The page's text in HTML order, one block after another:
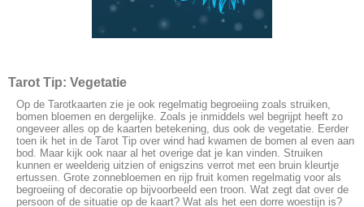
Tarot Tip: Vegetatie
Op de Tarotkaarten zie je ook regelmatig begroeiing zoals struiken,
bomen bloemen en dergelijke. Zoals je inmiddels wel begrijpt heeft zo
ongeveer alles op de kaarten betekening, dus ook de vegetatie. Eerder
toen ik het in de Tarot Tip over wind had kwamen de bomen al even aan
bod. Maar kijk ook naar al het overige dat je kan vinden. Struiken
kunnen er weelderig uitzien of enigszins verrot met een bruin kleurtje
ertussen. Grote zonnebloemen en rijp fruit komen regelmatig voor als
begroeiing of decoratie op bijvoorbeeld een troon. Wat zegt dat over de
persoon of de situatie op de kaart? Wat als het een dorre woestijn is?